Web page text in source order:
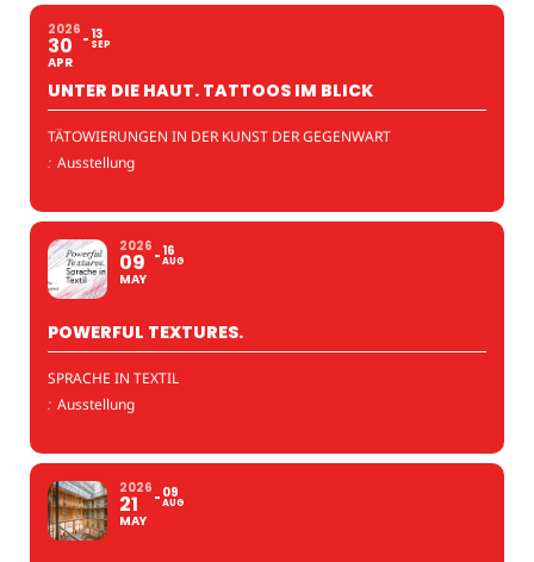
2026
30
APR
13
SEP
UNTER DIE HAUT. TATTOOS IM BLICK
TÄTOWIERUNGEN IN DER KUNST DER GEGENWART
: Ausstellung
2026
09
MAY
16
AUG
POWERFUL TEXTURES.
SPRACHE IN TEXTIL
: Ausstellung
2026
21
MAY
09
AUG